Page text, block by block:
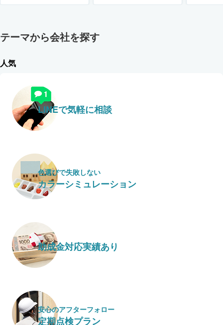
テーマから会社を探す
人気
LINEで気軽に相談
色選びで失敗しない
カラーシミュレーション
助成金対応実績あり
安心のアフターフォロー
定期点検プラン